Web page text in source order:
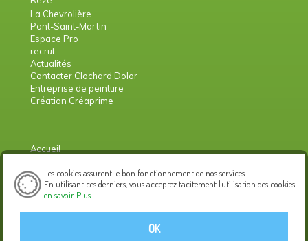
Les cookies assurent le bon fonctionnement de nos services.
En utilisant ces derniers, vous acceptez tacitement l'utilisation des cookies.
en savoir Plus
OK
La Chevrolière
Pont-Saint-Martin
Espace Pro
recrut.
Actualités
Contacter Clochard Dolor
Entreprise de peinture
Création Créaprime
Accueil
Politique de confidentialité